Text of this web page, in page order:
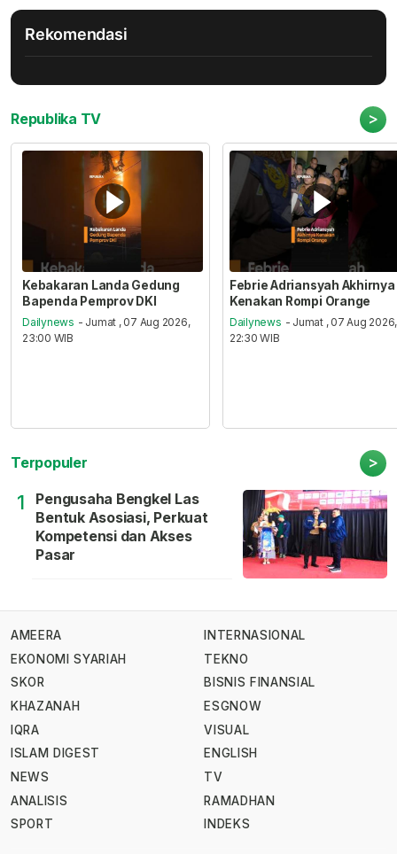
Rekomendasi
Republika TV >
Kebakaran Landa Gedung
Bapenda Pemprov DKI
Dailynews - Jumat , 07 Aug 2026,
23:00 WIB
Febrie Adriansyah Akhirnya
Kenakan Rompi Orange
Dailynews - Jumat , 07 Aug 2026,
22:30 WIB
Terpopuler >
1
Pengusaha Bengkel Las
Bentuk Asosiasi, Perkuat
Kompetensi dan Akses
Pasar
AMEERA
EKONOMI SYARIAH
SKOR
KHAZANAH
IQRA
ISLAM DIGEST
NEWS
ANALISIS
SPORT
INTERNASIONAL
TEKNO
BISNIS FINANSIAL
ESGNOW
VISUAL
ENGLISH
TV
RAMADHAN
INDEKS